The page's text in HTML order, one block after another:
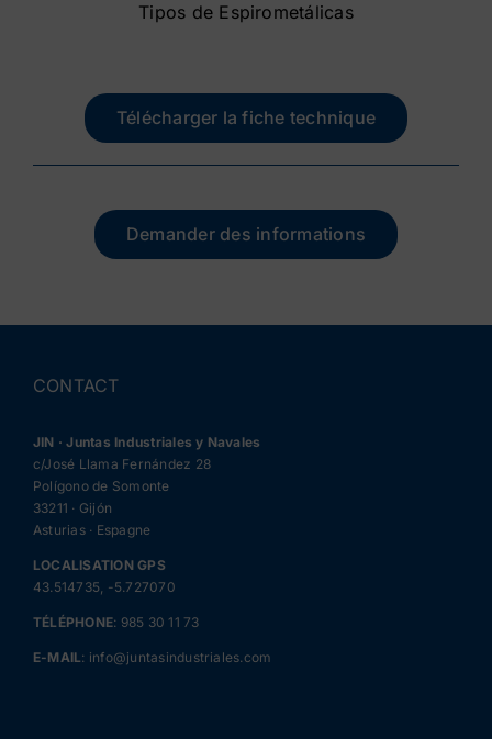
Tipos de Espirometálicas
Télécharger la fiche technique
Demander des informations
CONTACT
JIN · Juntas Industriales y Navales
c/José Llama Fernández 28
Polígono de Somonte
33211 · Gijón
Asturias · Espagne
LOCALISATION GPS
43.514735, -5.727070
TÉLÉPHONE: 985 30 11 73
E-MAIL: info@juntasindustriales.com